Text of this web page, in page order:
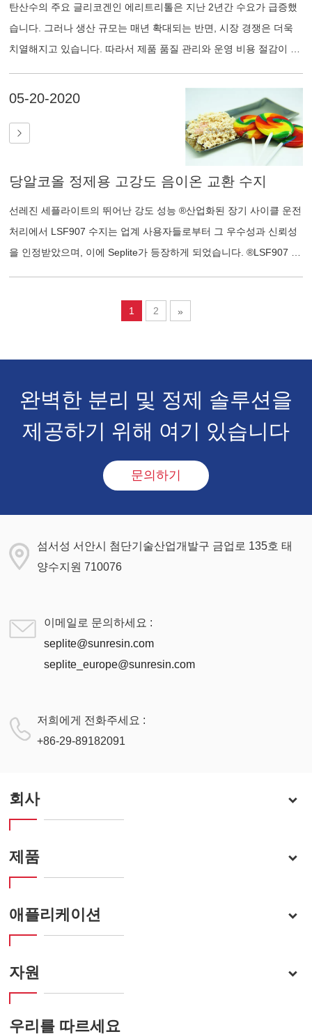
탄산수의 주요 글리코겐인 에리트리톨은 지난 2년간 수요가 급증했
습니다. 그러나 생산 규모는 매년 확대되는 반면, 시장 경쟁은 더욱
치열해지고 있습니다. 따라서 제품 품질 관리와 운영 비용 절감이 성
위한 모의 이동층(SMB) 시스템입니다. 선레진(Sunresin)은 이 시스
템을 설계, 제작, 설치 및 구현했습니다. 이 SMB 시스템 덕분에 운영
비용을 절감하면서도 고품질 제품을 안정적으로 생산할 수 있습니
05-20-2020
당알코올 정제용 고강도 음이온 교환 수지
선레진 세플라이트의 뛰어난 강도 성능 ®산업화된 장기 사이클 운전
처리에서 LSF907 수지는 업계 사용자들로부터 그 우수성과 신뢰성
을 인정받았으며, 이에 Seplite가 등장하게 되었습니다. ®LSF907 수
한 빨리 혜택을 줄 수 있도록 모든 노력을 기울일 것입니다.
1 2 »
완벽한 분리 및 정제 솔루션을
제공하기 위해 여기 있습니다
문의하기
섬서성 서안시 첨단기술산업개발구 금업로 135호 태
양수지원 710076
이메일로 문의하세요 :
seplite@sunresin.com
seplite_europe@sunresin.com
저희에게 전화주세요 :
+86-29-89182091
회사
제품
애플리케이션
자원
우리를 따르세요